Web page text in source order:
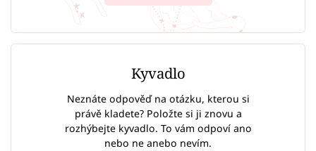
Kyvadlo
Neznáte odpověď na otázku, kterou si
právě kladete? Položte si ji znovu a
rozhýbejte kyvadlo. To vám odpoví ano
nebo ne anebo nevím.